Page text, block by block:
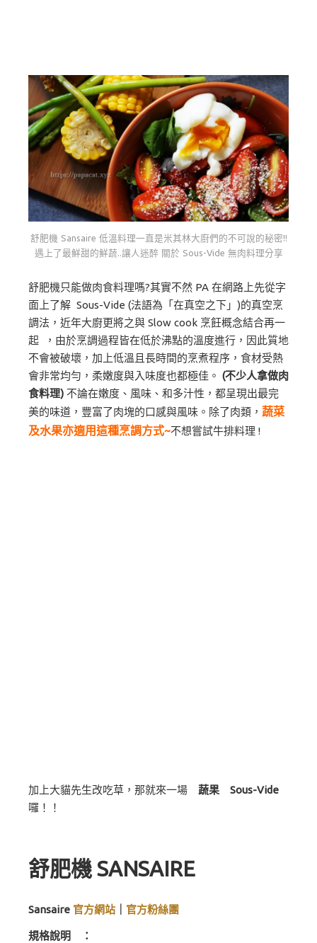
舒肥機 Sansaire 低溫料理一直是米其林大廚們的不可說的秘密!!
遇上了最鮮甜的鮮蔬..讓人迷醉 關於 Sous-Vide 無肉料理分享
舒肥機只能做肉食料理嗎?其實不然 PA 在網路上先從字
面上了解 Sous-Vide (法語為「在真空之下」)的真空烹
調法，近年大廚更將之與 Slow cook 烹飪概念結合再一
起 ，由於烹調過程皆在低於沸點的溫度進行，因此質地
不會被破壞，加上低溫且長時間的烹煮程序，食材受熱
會非常均勻，柔嫩度與入味度也都極佳。 (不少人拿做肉
食料理) 不論在嫩度、風味、和多汁性，都呈現出最完
美的味道，豐富了肉塊的口感與風味。除了肉類， 蔬菜
及水果亦適用這種烹調方式~不想嘗試牛排料理 !
加上大貓先生改吃草，那就來一場 蔬果 Sous-Vide
囉！！
舒肥機 SANSAIRE
Sansaire 官方網站 官方粉絲團
規格說明 ：